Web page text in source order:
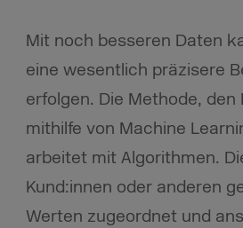
Mit noch besseren Daten
eine wesentlich präzisere
erfolgen. Die Methode, den
mithilfe von Machine
arbeitet mit Algorithmen.
Kund:innen oder anderen
Werten zugeordnet und